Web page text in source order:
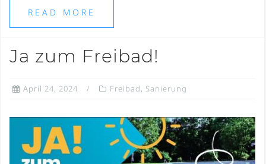
READ MORE
Ja zum Freibad!
April 24, 2024 Freibad, Sanierung